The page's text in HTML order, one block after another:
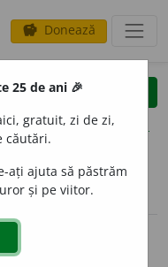
savings Donează
clear
opțiuni
25 de ani 🎉
gratuit, zi de zi,
căutări.
ați ajuta să păstrăm
și pe viitor.